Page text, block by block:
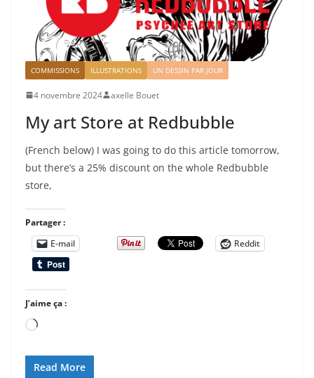
COMMISSIONS ILLUSTRATIONS UN DESSIN PAR JOUR
4 novembre 2024 axelle Bouet
My art Store at Redbubble
(French below) I was going to do this article tomorrow,
but there’s a 25% discount on the whole Redbubble
store,
Partager :
E-mail
Reddit
J’aime ça :
Chargement…
Read More